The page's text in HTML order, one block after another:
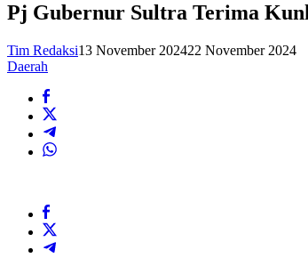
Pj Gubernur Sultra Terima
Tim Redaksi13 November 202422 November 2024
Daerah